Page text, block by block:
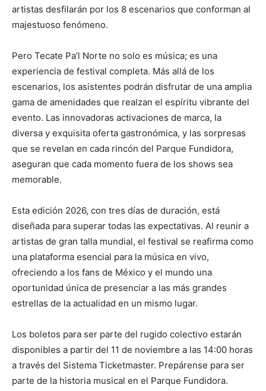
artistas desfilarán por los 8 escenarios que conforman al
majestuoso fenómeno.
Pero Tecate Pa’l Norte no solo es música; es una
experiencia de festival completa. Más allá de los
escenarios, los asistentes podrán disfrutar de una amplia
gama de amenidades que realzan el espíritu vibrante del
evento. Las innovadoras activaciones de marca, la
diversa y exquisita oferta gastronómica, y las sorpresas
que se revelan en cada rincón del Parque Fundidora,
aseguran que cada momento fuera de los shows sea
memorable.
Esta edición 2026, con tres días de duración, está
diseñada para superar todas las expectativas. Al reunir a
artistas de gran talla mundial, el festival se reafirma como
una plataforma esencial para la música en vivo,
ofreciendo a los fans de México y el mundo una
oportunidad única de presenciar a las más grandes
estrellas de la actualidad en un mismo lugar.
Los boletos para ser parte del rugido colectivo estarán
disponibles a partir del 11 de noviembre a las 14:00 horas
a través del Sistema Ticketmaster. Prepárense para ser
parte de la historia musical en el Parque Fundidora.